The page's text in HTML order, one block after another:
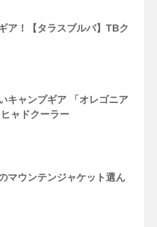
ア！【タラスブルバ】TBク
キャンプギア 「オレゴニア
ャドクーラー
マウンテンジャケット選ん